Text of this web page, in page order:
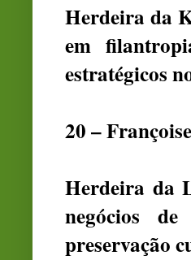
Herdeira da
em
estratégicos
20 –
Herdeira da
negócios
preservação